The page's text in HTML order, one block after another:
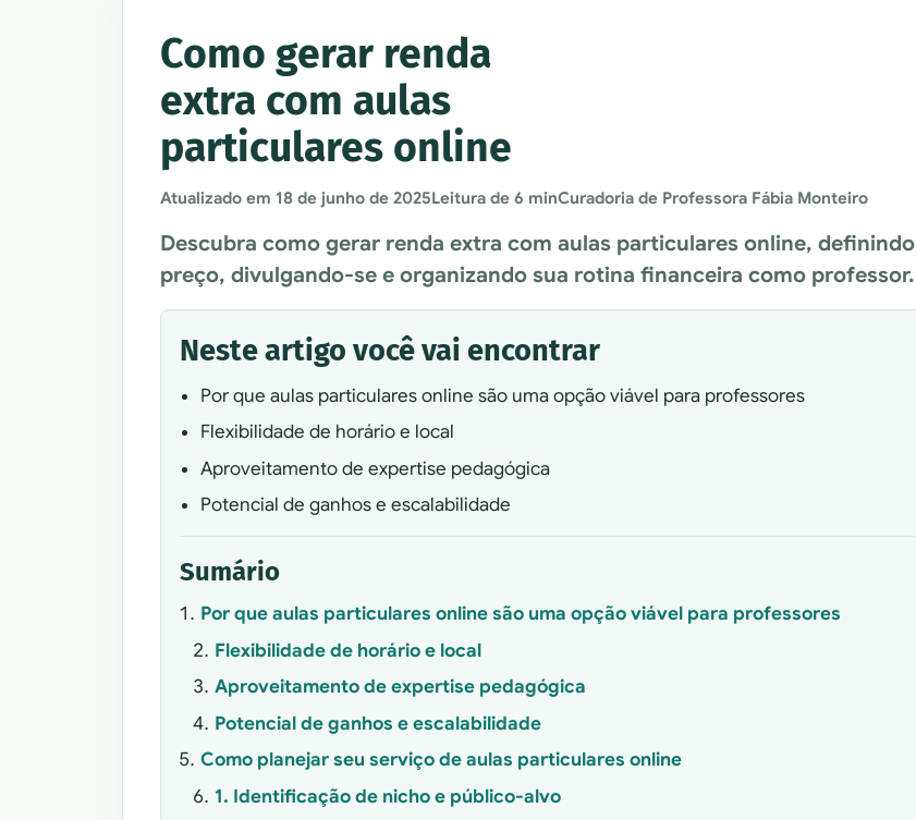
Como gerar renda
extra com aulas
particulares online
Atualizado em 18 de junho de 2025Leitura de 6 minCuradoria de Professora Fábia Monteiro
Descubra como gerar renda extra com aulas particulares online, definindo
preço, divulgando-se e organizando sua rotina financeira como professor.
Neste artigo você vai encontrar
Por que aulas particulares online são uma opção viável para professores
Flexibilidade de horário e local
Aproveitamento de expertise pedagógica
Potencial de ganhos e escalabilidade
Sumário
Por que aulas particulares online são uma opção viável para professores
Flexibilidade de horário e local
Aproveitamento de expertise pedagógica
Potencial de ganhos e escalabilidade
Como planejar seu serviço de aulas particulares online
1. Identificação de nicho e público-alvo